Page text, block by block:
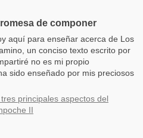
de componer
aquí para enseñar acerca de Los
un conciso texto escrito por
no es mi propio
sido enseñado por mis preciosos
principales aspectos del
II